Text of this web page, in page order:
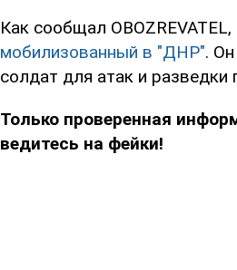
Как сообщал OBOZREVATEL,
мобилизованный в "ДНР".
солдат для атак и разведки
Только проверенная
ведитесь на фейки!